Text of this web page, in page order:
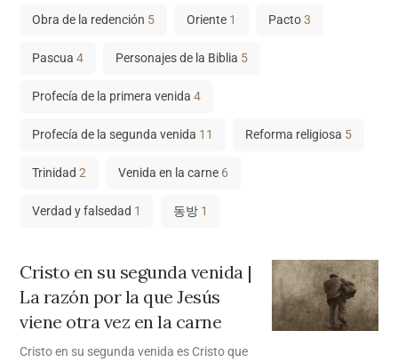
Obra de la redención 5 Oriente 1 Pacto3
Pascua4 Personajes de la Biblia 5
Profecía de la primera venida4
Profecía de la segunda venida 11 Reforma religiosa 5
Trinidad2 Venida en la carne 6
Verdad y falsedad 1 동방 1
Cristo en su segunda venida |
La razón por la que Jesús
viene otra vez en la carne
Cristo en su segunda venida es Cristo que